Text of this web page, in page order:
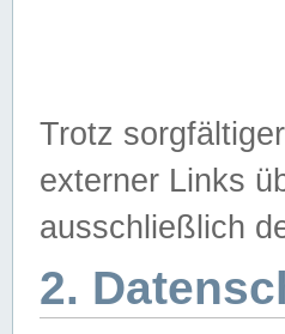
Trotz
externer Links
ausschließlich
2.